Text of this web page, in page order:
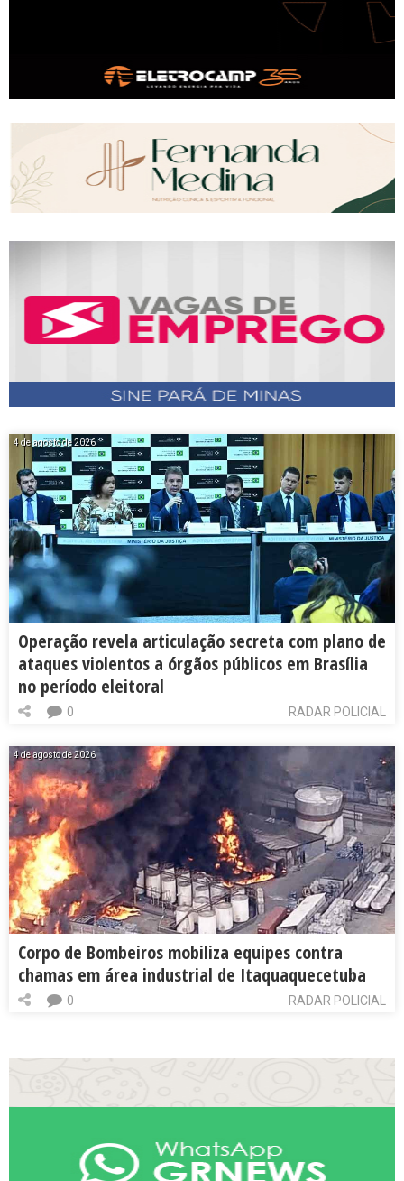
4 de agosto de 2026
Operação revela articulação secreta com plano de
ataques violentos a órgãos públicos em Brasília
no período eleitoral
RADAR POLICIAL
0
4 de agosto de 2026
Corpo de Bombeiros mobiliza equipes contra
chamas em área industrial de Itaquaquecetuba
RADAR POLICIAL
0